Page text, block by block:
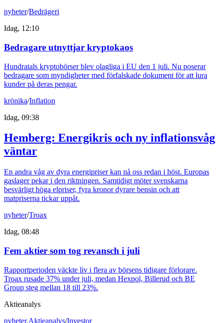
nyheter/Bedrägeri
Idag, 12:10
Bedragare utnyttjar kryptokaos
Hundratals kryptobörser blev olagliga i EU den 1 juli. Nu poserar
bedragare som myndigheter med förfalskade dokument för att lura
kunder på deras pengar.
krönika/Inflation
Idag, 09:38
Hemberg: Energikris och ny inflationsvåg
väntar
En andra våg av dyra energipriser kan nå oss redan i höst. Europas
gaslager pekar i den riktningen. Samtidigt möter svenskarna
besvärligt höga elpriser, fyra kronor dyrare bensin och att
matpriserna tickar uppåt.
nyheter/Troax
Idag, 08:48
Fem aktier som tog revansch i juli
Rapportperioden väckte liv i flera av börsens tidigare förlorare.
Troax rusade 37% under juli, medan Hexpol, Billerud och BE
Group steg mellan 18 till 23%.
Aktieanalys
nyheter,Aktieanalys/Investor